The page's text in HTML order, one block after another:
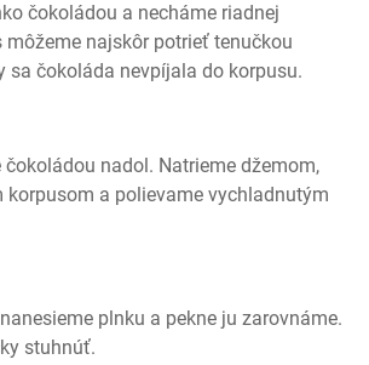
čokoládou a necháme riadnej
môžeme najskôr potrieť tenučkou
sa čokoláda nevpíjala do korpusu.
čokoládou nadol. Natrieme džemom,
korpusom a polievame vychladnutým
plnku a pekne ju zarovnáme.
stuhnúť.